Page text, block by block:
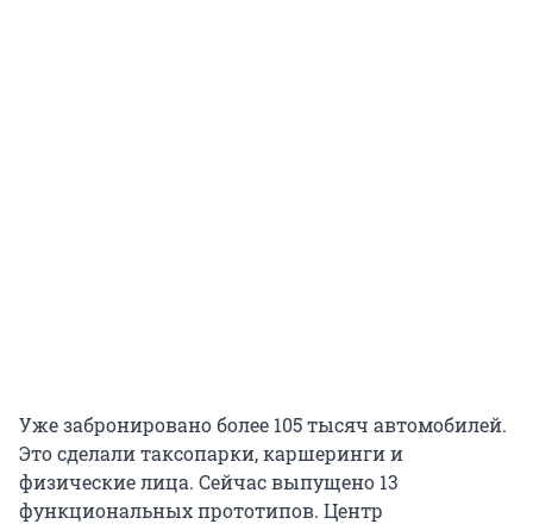
Уже забронировано более 105 тысяч автомобилей.
Это сделали таксопарки, каршеринги и
физические лица. Сейчас выпущено 13
функциональных прототипов. Центр